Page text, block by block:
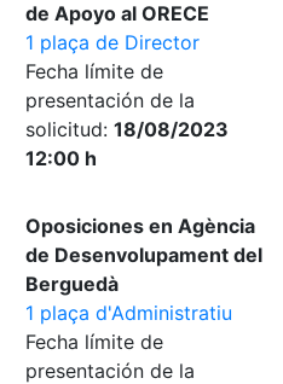
de Apoyo al ORECE
1 plaça de Director
Fecha límite de
presentación de la
solicitud: 18/08/2023
12:00 h
Oposiciones en Agència
de Desenvolupament del
Berguedà
1 plaça d'Administratiu
Fecha límite de
presentación de la